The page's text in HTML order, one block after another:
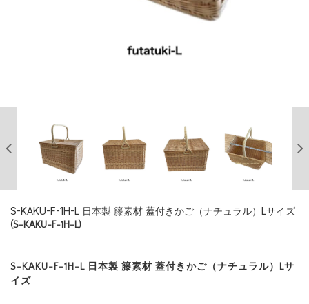
S-KAKU-F-1H-L 日本製 籐素材 蓋付きかご（ナチュラル）Lサイズ
(S-KAKU-F-1H-L)
S-KAKU-F-1H-L 日本製 籐素材 蓋付きかご（ナチュラル）Lサ
イズ